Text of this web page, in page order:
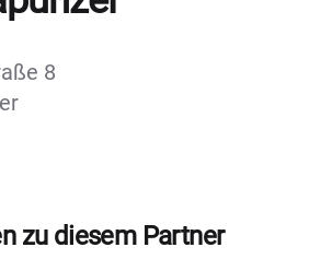
8
zu diesem Partner